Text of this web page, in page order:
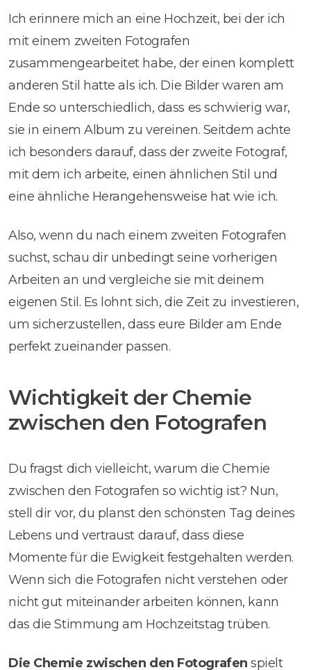
Ich erinnere mich an eine Hochzeit, bei der ich
mit einem zweiten Fotografen
zusammengearbeitet habe, der einen komplett
anderen Stil hatte als ich. Die Bilder waren am
Ende so unterschiedlich, dass es schwierig war,
sie in einem Album zu vereinen. Seitdem achte
ich besonders darauf, dass der zweite Fotograf,
mit dem ich arbeite, einen ähnlichen Stil und
eine ähnliche Herangehensweise hat wie ich.
Also, wenn du nach einem zweiten Fotografen
suchst, schau dir unbedingt seine vorherigen
Arbeiten an und vergleiche sie mit deinem
eigenen Stil. Es lohnt sich, die Zeit zu investieren,
um sicherzustellen, dass eure Bilder am Ende
perfekt zueinander passen.
Wichtigkeit der Chemie
zwischen den Fotografen
Du fragst dich vielleicht, warum die Chemie
zwischen den Fotografen so wichtig ist? Nun,
stell dir vor, du planst den schönsten Tag deines
Lebens und vertraust darauf, dass diese
Momente für die Ewigkeit festgehalten werden.
Wenn sich die Fotografen nicht verstehen oder
nicht gut miteinander arbeiten können, kann
das die Stimmung am Hochzeitstag trüben.
Die Chemie zwischen den Fotografen spielt